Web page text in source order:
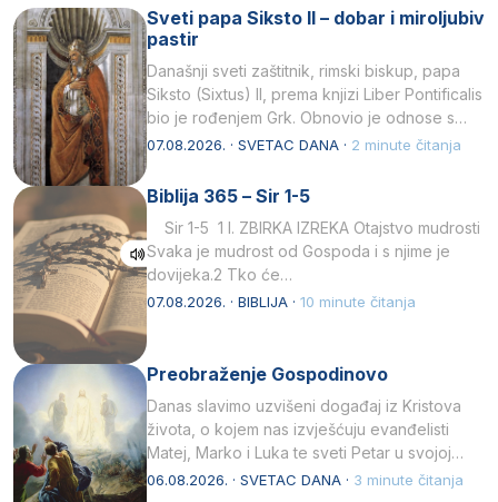
Sveti papa Siksto II – dobar i miroljubiv
pastir
Današnji sveti zaštitnik, rimski biskup, papa
Siksto (Sixtus) II, prema knjizi Liber Pontificalis
bio je rođenjem Grk. Obnovio je odnose s
afričkim…
07.08.2026. · SVETAC DANA · 2 minute čitanja
Biblija 365 – Sir 1-5
Sir 1-5 1 I. ZBIRKA IZREKA Otajstvo mudrosti
Svaka je mudrost od Gospoda i s njime je
dovijeka.2 Tko će…
07.08.2026. · BIBLIJA · 10 minute čitanja
Preobraženje Gospodinovo
Danas slavimo uzvišeni događaj iz Kristova
života, o kojem nas izvješćuju evanđelisti
Matej, Marko i Luka te sveti Petar u svojoj
drugoj…
06.08.2026. · SVETAC DANA · 3 minute čitanja